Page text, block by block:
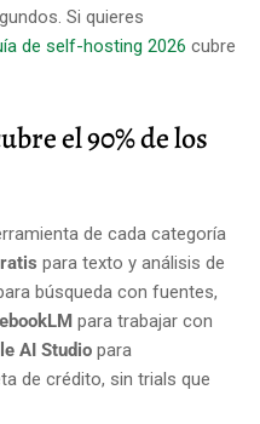
Si quieres
de self-hosting 2026 cubre
el 90% de los
de cada categoría
para texto y análisis de
búsqueda con fuentes,
para trabajar con
AI Studio para
de crédito, sin trials que